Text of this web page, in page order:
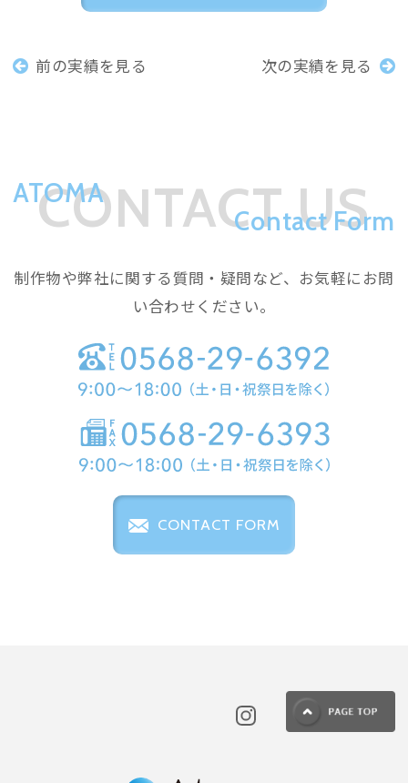
前の実績を見る 次の実績を見る
CONTACT US
ATOMA
Contact Form
制作物や弊社に関する質問・疑問など、お気軽にお問
い合わせください。
CONTACT FORM